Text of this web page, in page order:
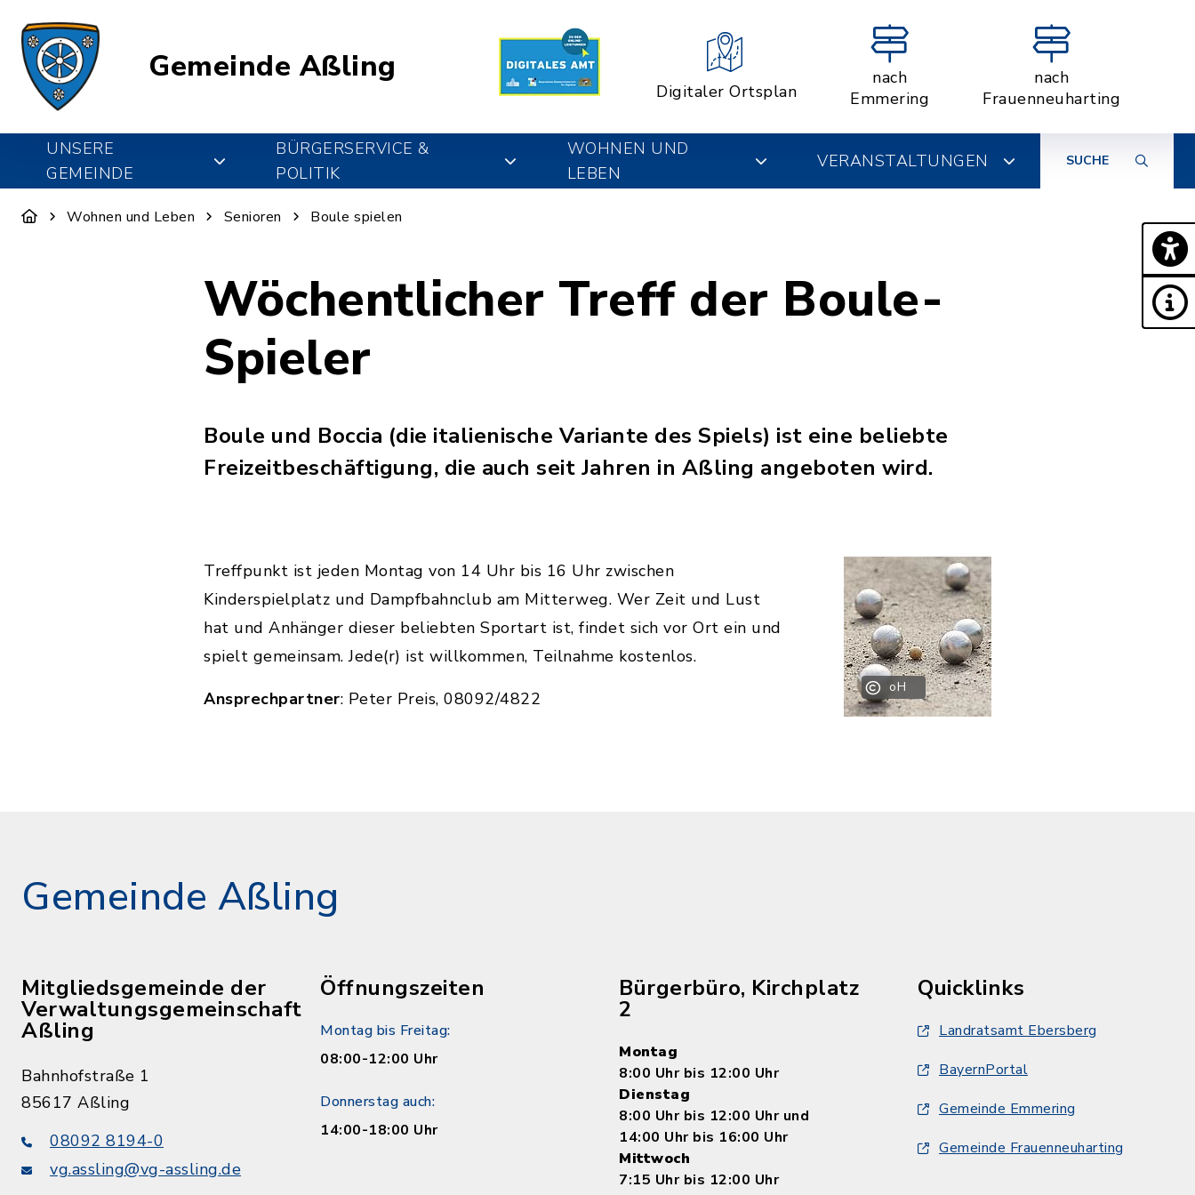
Gemeinde Aßling
Digitaler Ortsplan
nach
Emmering
nach
Frauenneuharting
UNSERE
GEMEINDE
BÜRGERSERVICE &
POLITIK
WOHNEN UND
LEBEN
VERANSTALTUNGEN SUCHE
Wohnen und Leben Senioren Boule spielen
Wöchentlicher Treff der Boule-
Spieler
Boule und Boccia (die italienische Variante des Spiels) ist eine beliebte
Freizeitbeschäftigung, die auch seit Jahren in Aßling angeboten wird.
oH
Treffpunkt ist jeden Montag von 14 Uhr bis 16 Uhr zwischen
Kinderspielplatz und Dampfbahnclub am Mitterweg. Wer Zeit und Lust
hat und Anhänger dieser beliebten Sportart ist, findet sich vor Ort ein und
spielt gemeinsam. Jede(r) ist willkommen, Teilnahme kostenlos.
Ansprechpartner: Peter Preis, 08092/4822
Gemeinde Aßling
Mitgliedsgemeinde der
Verwaltungsgemeinschaft
Aßling
Bahnhofstraße 1
85617 Aßling
08092 8194-0
vg.assling@vg-assling.de
Öffnungszeiten
Montag bis Freitag:
08:00-12:00 Uhr
Donnerstag auch:
14:00-18:00 Uhr
Bürgerbüro, Kirchplatz
2
Montag
8:00 Uhr bis 12:00 Uhr
Dienstag
8:00 Uhr bis 12:00 Uhr und
14:00 Uhr bis 16:00 Uhr
Mittwoch
7:15 Uhr bis 12:00 Uhr
Quicklinks
Landratsamt Ebersberg
BayernPortal
Gemeinde Emmering
Gemeinde Frauenneuharting